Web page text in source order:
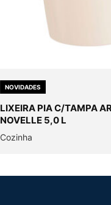
NOVIDADES
LIXEIRA PIA C/TAMPA
NOVELLE 5,0 L
Cozinha